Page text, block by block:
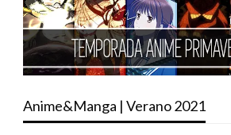
Anime&Manga | Verano 2021